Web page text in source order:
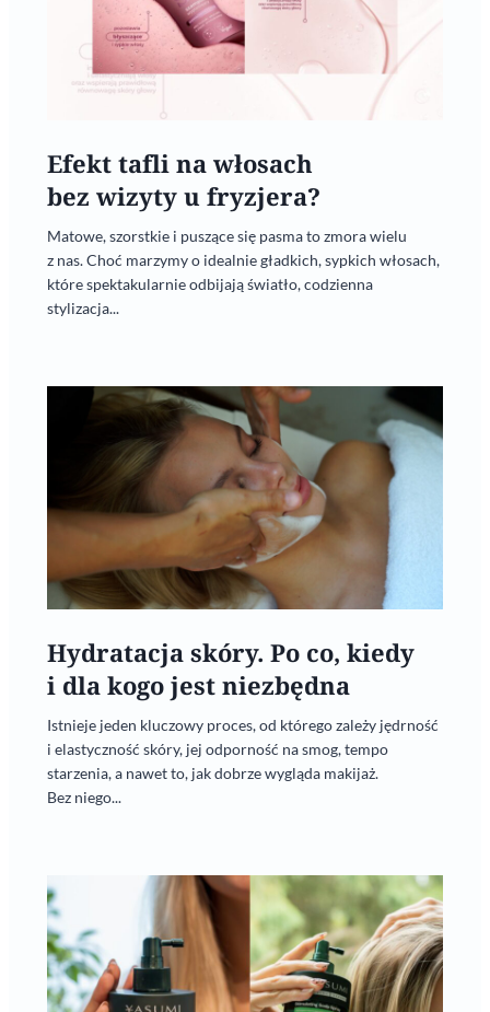
Efekt tafli na włosach
bez wizyty u fryzjera?
Matowe, szorstkie i puszące się pasma to zmora wielu
z nas. Choć marzymy o idealnie gładkich, sypkich włosach,
które spektakularnie odbijają światło, codzienna
stylizacja...
Hydratacja skóry. Po co, kiedy
i dla kogo jest niezbędna
Istnieje jeden kluczowy proces, od którego zależy jędrność
i elastyczność skóry, jej odporność na smog, tempo
starzenia, a nawet to, jak dobrze wygląda makijaż.
Bez niego...